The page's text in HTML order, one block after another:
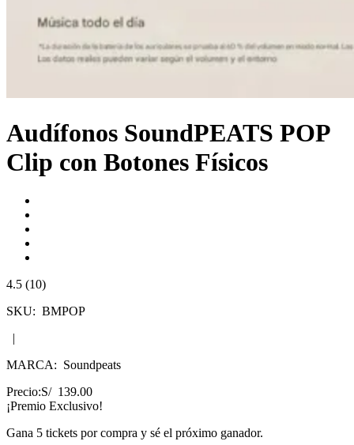
Audífonos SoundPEATS POP
Clip con Botones Físicos
4.5 (10)
SKU: BMPOP
|
MARCA: Soundpeats
Precio:S/ 139.00
¡Premio Exclusivo!
Gana 5 tickets por compra y sé el próximo ganador.